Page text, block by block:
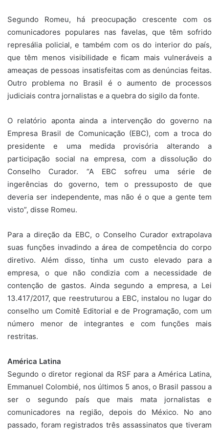
Segundo Romeu, há preocupação crescente com os
comunicadores populares nas favelas, que têm sofrido
represália policial, e também com os do interior do país,
que têm menos visibilidade e ficam mais vulneráveis a
ameaças de pessoas insatisfeitas com as denúncias feitas.
Outro problema no Brasil é o aumento de processos
judiciais contra jornalistas e a quebra do sigilo da fonte.
O relatório aponta ainda a intervenção do governo na
Empresa Brasil de Comunicação (EBC), com a troca do
presidente e uma medida provisória alterando a
participação social na empresa, com a dissolução do
Conselho Curador. “A EBC sofreu uma série de
ingerências do governo, tem o pressuposto de que
deveria ser independente, mas não é o que a gente tem
visto”, disse Romeu.
Para a direção da EBC, o Conselho Curador extrapolava
suas funções invadindo a área de competência do corpo
diretivo. Além disso, tinha um custo elevado para a
empresa, o que não condizia com a necessidade de
contenção de gastos. Ainda segundo a empresa, a Lei
13.417/2017, que reestruturou a EBC, instalou no lugar do
conselho um Comitê Editorial e de Programação, com um
número menor de integrantes e com funções mais
restritas.
América Latina
Segundo o diretor regional da RSF para a América Latina,
Emmanuel Colombié, nos últimos 5 anos, o Brasil passou a
ser o segundo país que mais mata jornalistas e
comunicadores na região, depois do México. No ano
passado, foram registrados três assassinatos que tiveram